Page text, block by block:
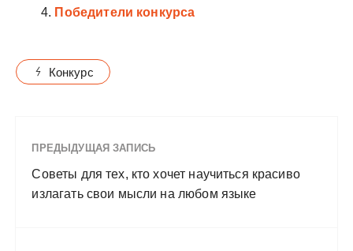
Победители конкурса
Конкурс
ПРЕДЫДУЩАЯ ЗАПИСЬ
Советы для тех, кто хочет научиться красиво
излагать свои мысли на любом языке